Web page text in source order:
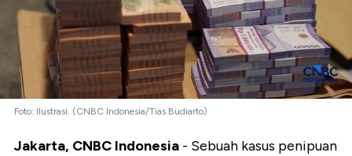
Foto: Ilustrasi. (CNBC Indonesia/Tias Budiarto)
Jakarta, CNBC Indonesia - Sebuah kasus penipuan